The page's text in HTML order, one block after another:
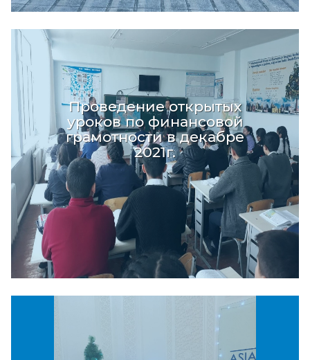
Проведение открытых
уроков по финансовой
грамотности в декабре
2021г.